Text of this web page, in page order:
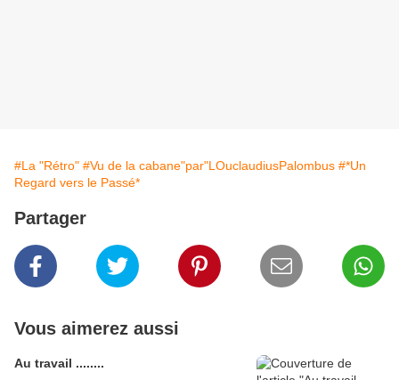
#La "Rétro" #Vu de la cabane"par"LOuclaudiusPalombus #*Un
Regard vers le Passé*
Partager
Vous aimerez aussi
Au travail ........